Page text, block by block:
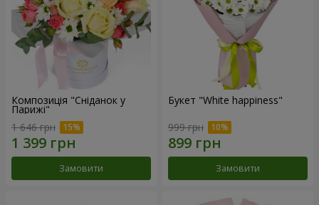
Композиція "Сніданок у
Парижі"
1 646 грн
Замовити
Букет "White happiness"
999 грн
Замовити